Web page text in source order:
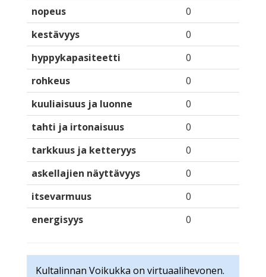
nopeus
0
kestävyys
0
hyppykapasiteetti
0
rohkeus
0
kuuliaisuus ja luonne
0
tahti ja irtonaisuus
0
tarkkuus ja ketteryys
0
askellajien näyttävyys
0
itsevarmuus
0
energisyys
0
Kultalinnan Voikukka on virtuaalihevonen.